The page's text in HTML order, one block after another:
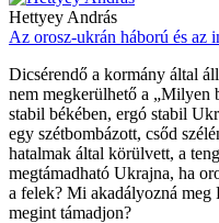
Hettyey András
Az orosz-ukrán háború és az
Dicsérendő a kormány által
nem megkerülhető a „Milyen
stabil békében, ergó stabil
egy szétbombázott, csőd
hatalmak által körülvett, a
megtámadható Ukrajna, ha
a felek? Mi akadályozná
megint támadjon?